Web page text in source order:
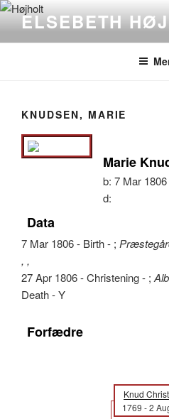
Videre
indhold
ELSEBETH
KNUDSEN, MARIE
Marie
b: 7 Mar 1806
d:
Data
7 Mar 1806 - Birth - ;
, ,
27 Apr 1806 - Christening - ;
Death - Y
Forfædre
Knud
1769 -2